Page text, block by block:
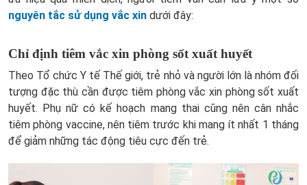
nguyên tắc sử dụng vắc xin dưới đây:
Chỉ định tiêm vắc xin phòng sốt xuất huyết
Theo Tổ chức Y tế Thế giới, trẻ nhỏ và người lớn là nhóm đối
tượng đặc thù cần được tiêm phòng vắc xin phòng sốt xuất
huyết. Phụ nữ có kế hoạch mang thai cũng nên cân nhắc
tiêm phòng vaccine, nên tiêm trước khi mang ít nhất 1 tháng
để giảm những tác động tiêu cực đến trẻ.